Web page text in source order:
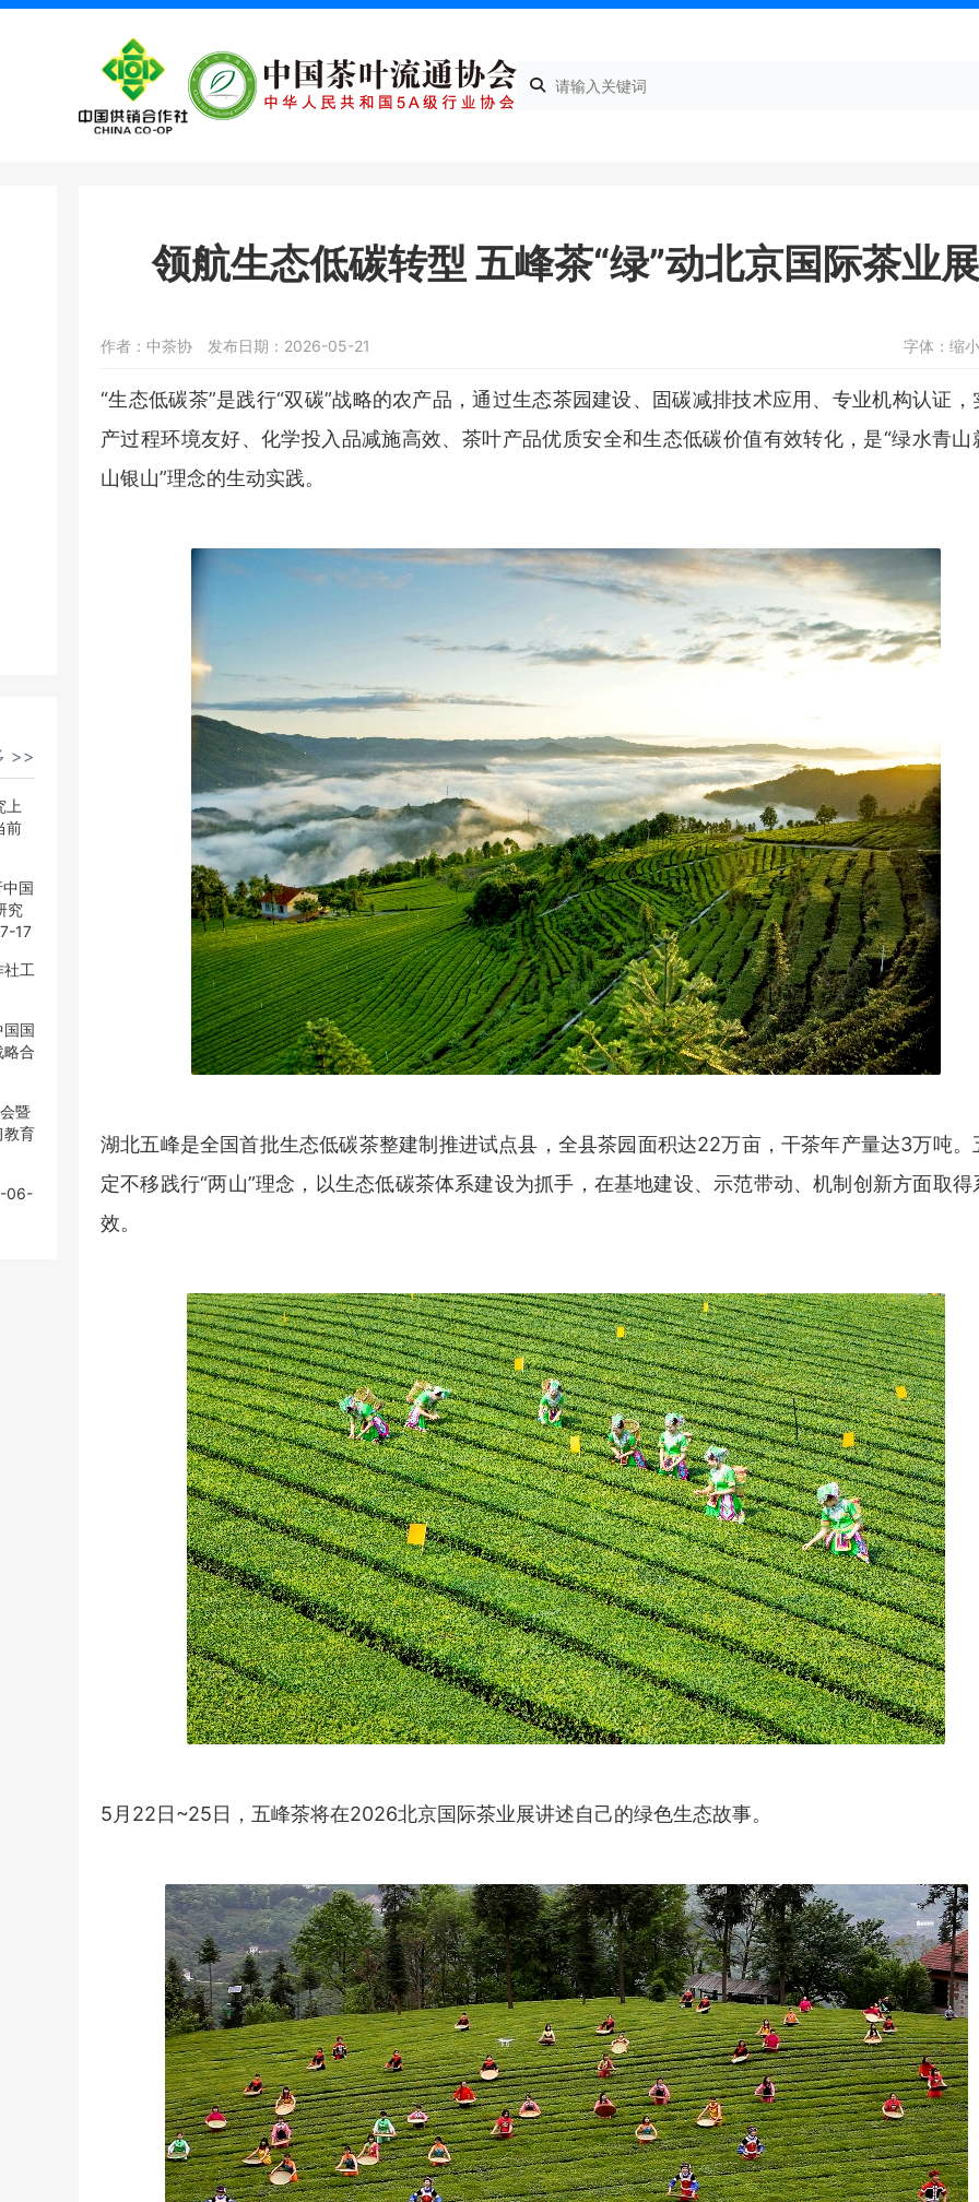
>>
上
前
国
究
17
社工
国国
略合
暨
教育
06-
领航生态低碳转型 五峰茶“绿”动北京国际茶业
作者：中茶协 发布日期：2026-05-21 字体： 缩小
“生态低碳茶”是践行“双碳”战略的农产品，通过生态茶园建设、固碳减排技术应用、专业机构认证，
产过程环境友好、化学投入品减施高效、茶叶产品优质安全和生态低碳价值有效转化，是“绿水青山
山银山”理念的生动实践。
湖北五峰是全国首批生态低碳茶整建制推进试点县，全县茶园面积达22万亩，干茶年产量达3万吨。
定不移践行“两山”理念，以生态低碳茶体系建设为抓手，在基地建设、示范带动、机制创新方面取得
效。
5月22日~25日，五峰茶将在2026北京国际茶业展讲述自己的绿色生态故事。
>>
上
前
国
究
17
社工
国国
略合
暨
教育
06-